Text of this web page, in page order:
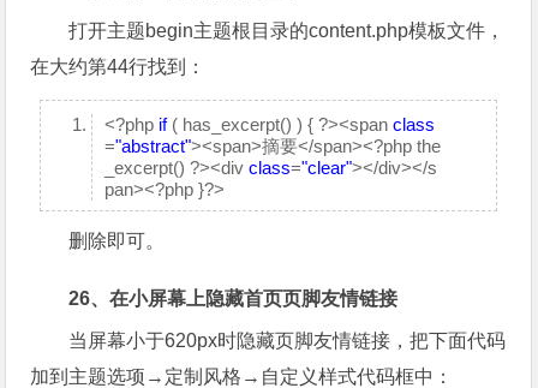
打开主题begin主题根目录的content.php模板文件，
在大约第44行找到：
<?php if( has_excerpt() ) { ?><spanclass
="abstract"><span>摘要</span><?php the
_excerpt() ?><divclass="clear"></div></s
pan><?php }?>
删除即可。
26、在小屏幕上隐藏首页页脚友情链接
当屏幕小于620px时隐藏页脚友情链接，把下面代码
加到主题选项→定制风格→自定义样式代码框中：